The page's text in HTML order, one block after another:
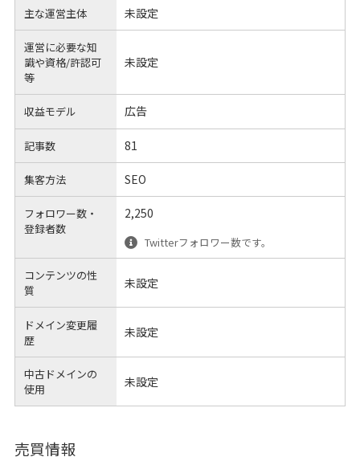
主な運営主体 未設定
運営に必要な知
識や資格/許認可
等
未設定
収益モデル 広告
記事数 81
集客方法 SEO
フォロワー数・
登録者数
2,250
Twitterフォロワー数です。
コンテンツの性
質
未設定
ドメイン変更履
歴
未設定
中古ドメインの
使用
未設定
売買情報